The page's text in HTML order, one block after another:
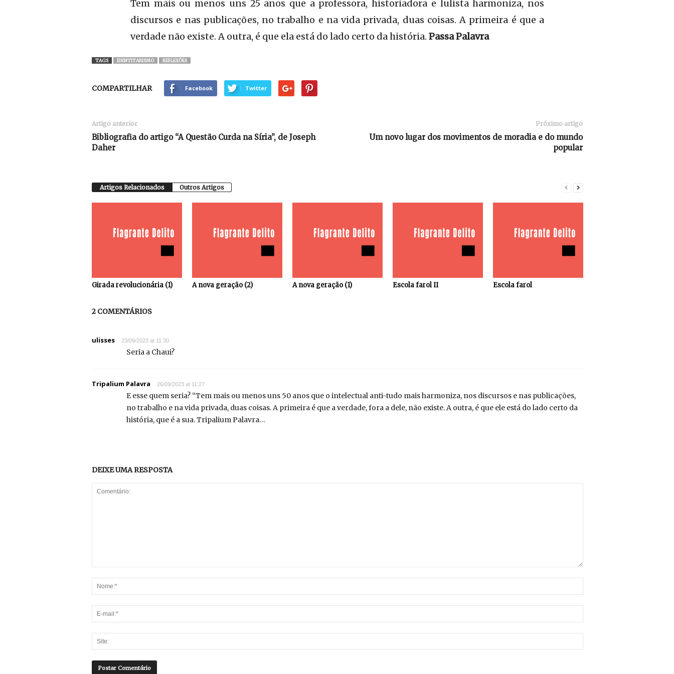
Tem mais ou menos uns 25 anos que a professora, historiadora e lulista harmoniza, nos
discursos e nas publicações, no trabalho e na vida privada, duas coisas. A primeira é que a
verdade não existe. A outra, é que ela está do lado certo da história. Passa Palavra
TAGS IDENTITARISMO REFLEXÕES
COMPARTILHAR Facebook Twitter
Artigo anterior
Bibliografia do artigo “A Questão Curda na Síria”, de Joseph
Daher
Próximo artigo
Um novo lugar dos movimentos de moradia e do mundo
popular
Artigos Relacionados Outros Artigos
Girada revolucionária (1) A nova geração (2) A nova geração (1) Escola farol II Escola farol
2 COMENTÁRIOS
ulisses 23/09/2023 at 11:30
Seria a Chaui?
Tripalium Palavra 26/09/2023 at 11:27
E esse quem seria? “Tem mais ou menos uns 50 anos que o intelectual anti-tudo mais harmoniza, nos discursos e nas publicações,
no trabalho e na vida privada, duas coisas. A primeira é que a verdade, fora a dele, não existe. A outra, é que ele está do lado certo da
história, que é a sua. Tripalium Palavra…
DEIXE UMA RESPOSTA